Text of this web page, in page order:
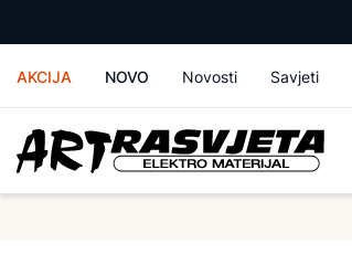
AKCIJA NOVO Novosti Savjeti